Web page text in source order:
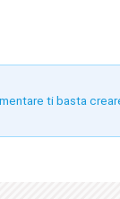
ti basta